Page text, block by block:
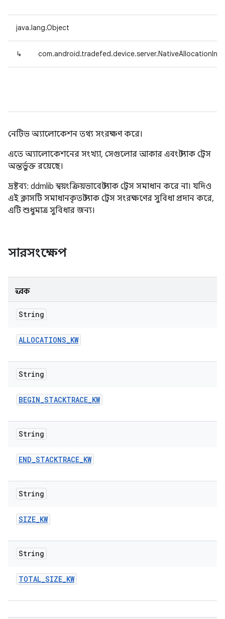
java.lang.Object
↳ com.android.tradefed.device.server.NativeAllocationInfo
নেটিভ অ্যালোকেশন তথ্য সংরক্ষণ করে।
এতে অ্যালোকেশনের সংখ্যা, সেগুলোর আকার এবং স্ট্যাক ট্রেস
অন্তর্ভুক্ত রয়েছে।
দ্রষ্টব্য: ddmlib স্বয়ংক্রিয়ভাবে স্ট্যাক ট্রেস সমাধান করে না। যদিও
এই ক্লাসটি সমাধানকৃত স্ট্যাক ট্রেস সংরক্ষণের সুবিধা প্রদান করে,
এটি শুধুমাত্র সুবিধার জন্য।
সারসংক্ষেপ
ধ্রুবক
String
ALLOCATIONS_KW
String
BEGIN_STACKTRACE_KW
String
END_STACKTRACE_KW
String
SIZE_KW
String
TOTAL_SIZE_KW